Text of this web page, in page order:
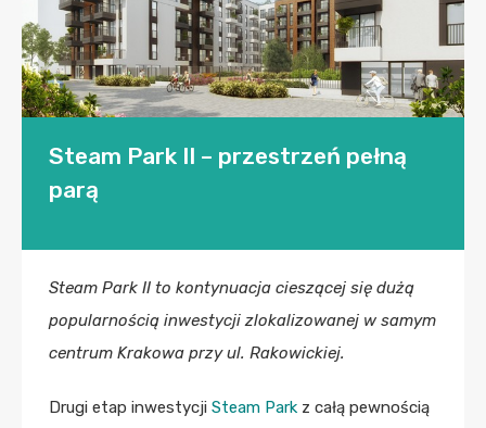
Steam Park II – przestrzeń pełną
parą
Steam Park II to kontynuacja cieszącej się dużą
popularnością inwestycji zlokalizowanej w samym
centrum Krakowa przy ul. Rakowickiej.
Drugi etap inwestycji Steam Park z całą pewnością